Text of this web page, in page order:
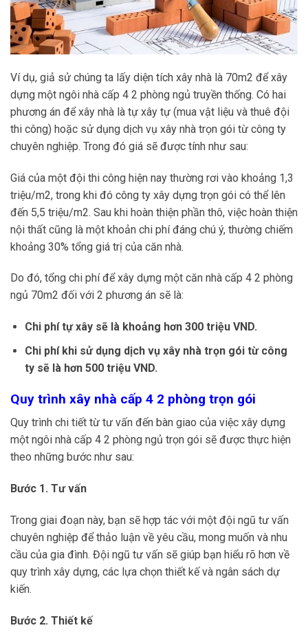
Ví dụ, giả sử chúng ta lấy diện tích xây nhà là 70m2 để xây
dựng một ngôi nhà cấp 4 2 phòng ngủ truyền thống. Có hai
phương án để xây nhà là tự xây tự (mua vật liệu và thuê đội
thi công) hoặc sử dụng dịch vụ xây nhà trọn gói từ công ty
chuyên nghiệp. Trong đó giá sẽ được tính như sau:
Giá của một đội thi công hiện nay thường rơi vào khoảng 1,3
triệu/m2, trong khi đó công ty xây dựng trọn gói có thể lên
đến 5,5 triệu/m2. Sau khi hoàn thiện phần thô, việc hoàn thiện
nội thất cũng là một khoản chi phí đáng chú ý, thường chiếm
khoảng 30% tổng giá trị của căn nhà.
Do đó, tổng chi phí để xây dựng một căn nhà cấp 4 2 phòng
ngủ 70m2 đối với 2 phương án sẽ là:
Chi phí tự xây sẽ là khoảng hơn 300 triệu VND.
Chi phí khi sử dụng dịch vụ xây nhà trọn gói từ công
ty sẽ là hơn 500 triệu VND.
Quy trình xây nhà cấp 4 2 phòng trọn gói
Quy trình chi tiết từ tư vấn đến bàn giao của việc xây dựng
một ngôi nhà cấp 4 2 phòng ngủ trọn gói sẽ được thực hiện
theo những bước như sau:
Bước 1. Tư vấn
Trong giai đoạn này, bạn sẽ hợp tác với một đội ngũ tư vấn
chuyên nghiệp để thảo luận về yêu cầu, mong muốn và nhu
cầu của gia đình. Đội ngũ tư vấn sẽ giúp bạn hiểu rõ hơn về
quy trình xây dựng, các lựa chọn thiết kế và ngân sách dự
kiến.
Bước 2. Thiết kế